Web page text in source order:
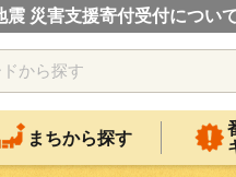
震 災害支援寄付受付につい
まちから探す